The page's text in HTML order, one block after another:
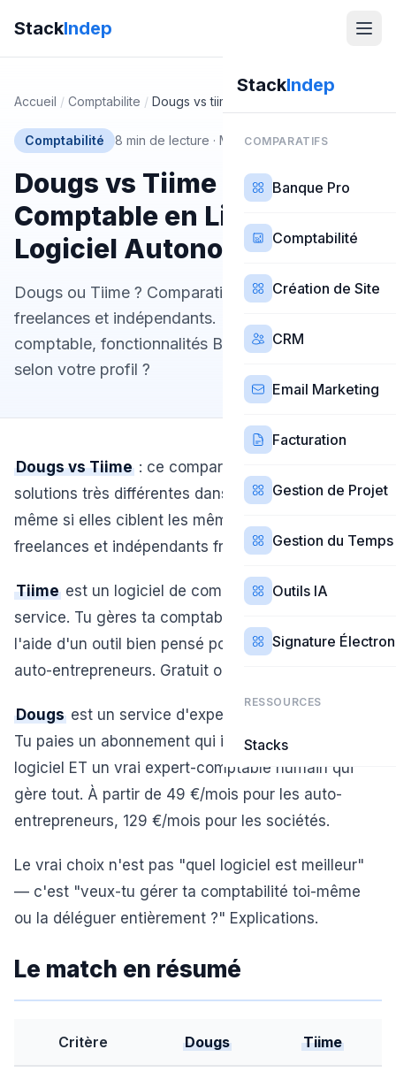
StackIndep
StackIndep
COMPARATIFS
Banque Pro
Comptabilité
Création de Site
CRM
Email Marketing
Facturation
Gestion de Projet
Gestion du Temps
Outils IA
Signature
RESSOURCES
Stacks
Accueil / Comptabilite / Dougs vs tiime
Comptabilité 8 min de lecture · Mis à jour 21 mars 2026
Dougs vs Tiime : Expert-
Comptable en Ligne ou
Logiciel Autonome ?
Dougs ou Tiime ? Comparatif complet 2026 pour
freelances et indépendants. Prix, expert-
comptable, fonctionnalités BNC : lequel choisir
selon votre profil ?
Dougs vs Tiime : ce comparatif oppose deux
solutions très différentes dans leur philosophie,
même si elles ciblent les mêmes utilisateurs —
freelances et indépendants français.
Tiime est un logiciel de comptabilité en self-
service. Tu gères ta comptabilité toi-même, avec
l'aide d'un outil bien pensé pour les BNC et les
auto-entrepreneurs. Gratuit ou 9 €/mois.
Dougs est un service d'expert-comptable en ligne.
Tu paies un abonnement qui inclut à la fois un
logiciel ET un vrai expert-comptable humain qui
gère tout. À partir de 49 €/mois pour les auto-
entrepreneurs, 129 €/mois pour les sociétés.
Le vrai choix n'est pas "quel logiciel est meilleur"
— c'est "veux-tu gérer ta comptabilité toi-même
ou la déléguer entièrement ?" Explications.
Le match en résumé
Critère Dougs Tiime